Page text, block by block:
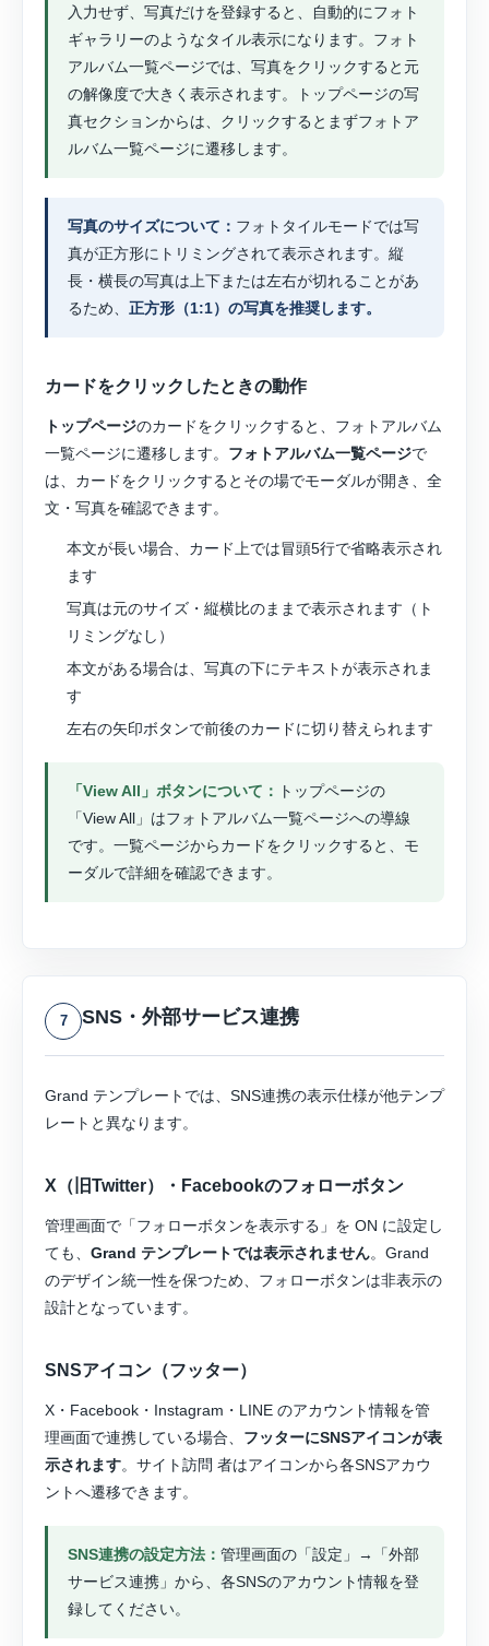
入力せず、写真だけを登録すると、自動的にフォト
ギャラリーのようなタイル表示になります。フォト
アルバム一覧ページでは、写真をクリックすると元
の解像度で大きく表示されます。トップページの写
真セクションからは、クリックするとまずフォトア
ルバム一覧ページに遷移します。
写真のサイズについて： フォトタイルモードでは写
真が正方形にトリミングされて表示されます。縦
長・横長の写真は上下または左右が切れることがあ
るため、 正方形（1:1）の写真を推奨します。
カードをクリックしたときの動作
トップページのカードをクリックすると、フォトアルバム
一覧ページに遷移します。 フォトアルバム一覧ページで
は、カードをクリックするとその場でモーダルが開き、全
文・写真を確認できます。
本文が長い場合、カード上では冒頭5行で省略表示され
ます
写真は元のサイズ・縦横比のままで表示されます（ト
リミングなし）
本文がある場合は、写真の下にテキストが表示されま
す
左右の矢印ボタンで前後のカードに切り替えられます
「View All」ボタンについて：
トップページの
「View All」はフォトアルバム一覧ページへの導線
です。一覧ページからカードをクリックすると、モ
ーダルで詳細を確認できます。
7 SNS・外部サービス連携
Grand テンプレートでは、SNS連携の表示仕様が他テンプ
レートと異なります。
X（旧Twitter）・Facebookのフォローボタン
管理画面で「フォローボタンを表示する」を ON に設定し
ても、 Grand テンプレートでは表示されません。Grand
のデザイン統一性を保つため、フォローボタンは非表示の
設計となっています。
SNSアイコン（フッター）
X・Facebook・Instagram・LINE のアカウント情報を管
理画面で連携している場合、 フッターにSNSアイコンが表
示されます。サイト訪問 者はアイコンから各SNSアカウ
ントへ遷移できます。
SNS連携の設定方法： 管理画面の「設定」→「外部
サービス連携」から、各SNSのアカウント情報を登
録してください。